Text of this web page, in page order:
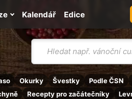
Vyhledávání
Okurky Švestky Podle ČSN
Recepty pro začátečníky
Kalendář Edice